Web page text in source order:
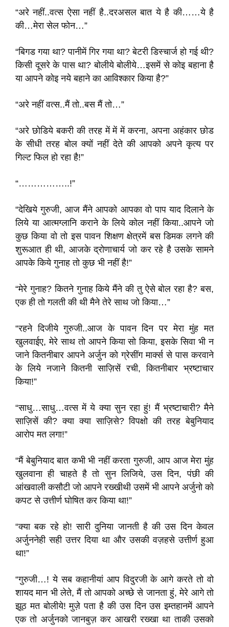
“अरे नहीं..वत्स ऐसा नहीं है..दरअसल बात ये है की……ये है
की…मेरा सेल फोन…”
“बिगड गया था? पानीमें गिर गया था? बेटरी डिस्चार्ज हो गई थी?
किसी दूसरे के पास था? बोलीये बोलीये…इसमें से कोइ बहाना है
या आपने कोइ नये बहाने का आविश्कार किया है?”
“अरे नहीं वत्स..मैं तो..बस मैं तो…”
“अरे छोडिये बकरी की तरह में में में करना, अपना अहंकार छोड
के सीधी तरह बोल क्यों नहीं देते की आपको अपने कृत्य पर
गिल्ट फिल हो रहा है!”
“……………..!”
“देखिये गुरुजी, आज मैंने आपको आपका वो पाप याद दिलाने के
लिये या आत्मग्लानि कराने के लिये कोल नहीं किया..आपने जो
कुछ किया वो तो इस पावन शिक्षण क्षेत्रमें बस डिमक लगने की
शुरूआत ही थी, आजके द्रोणाचार्य जो कर रहे है उसके सामने
आपके किये गुनाह तो कुछ भी नहीं है!”
“मेरे गुनाह? कितने गुनाह किये मैंने की तु ऐसे बोल रहा है? बस,
एक ही तो गलती की थी मैने तेरे साथ जो किया…”
“रहने दिजीये गुरुजी..आज के पावन दिन पर मेरा मुंह मत
खुलवाईए, मेरे साथ तो आपने किया सो किया, इसके सिवा भी न
जाने कितनीबार आपने अर्जुन को ग्रेसींग मार्क्स से पास करवाने
के लिये नजाने कितनी साज़िसें रची, कितनीबार भ्रष्टाचार
किया!”
“साधु…साधु…वत्स में ये क्या सुन रहा हुं! मैं भ्रष्टाचारी? मैने
साज़िसें की? क्या क्या साज़िसे? विपक्षो की तरह बेबुनियाद
आरोप मत लगा!”
“मैं बेबुनियाद बात कभी भी नहीं करता गुरुजी, आप आज मेरा मुंह
खुलवाना ही चाहते है तो सुन लिजिये, उस दिन, पंछी की
आंखवाली कसौटी जो आपने रख्खीथी उसमें भी आपने अर्जुनो को
कपट से उत्तीर्ण घोषित कर किया था!”
“क्या बक रहे हो! सारी दुनिया जानती है की उस दिन केवल
अर्जुननेही सही उत्तर दिया था और उसकी वज़हसे उत्तीर्ण हुआ
था!”
“गुरुजी…! ये सब कहानीयां आप विदुरजी के आगे करते तो वो
शायद मान भी लेते, मैं तो आपको अच्छे से जानता हुं, मेरे आगे तो
झूठ मत बोलीये! मुज़े पता है की उस दिन उस इम्तहानमें आपने
एक तो अर्जुनको जानबुज़ कर आखरी रख्खा था ताकी उसको